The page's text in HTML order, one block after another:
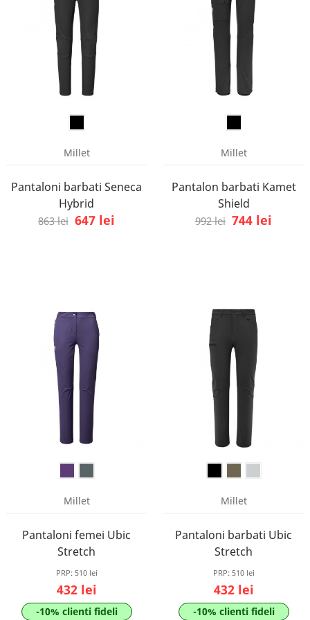
Millet
Pantaloni barbati Seneca
Hybrid
863 lei 647 lei
Millet
Pantalon barbati Kamet
Shield
992 lei 744 lei
Millet
Pantaloni femei Ubic
Stretch
PRP: 510 lei
432 lei
-10% clienti fideli
Millet
Pantaloni barbati Ubic
Stretch
PRP: 510 lei
432 lei
-10% clienti fideli